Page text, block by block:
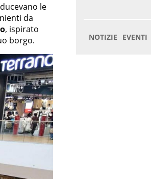
le
da
, ispirato
borgo.